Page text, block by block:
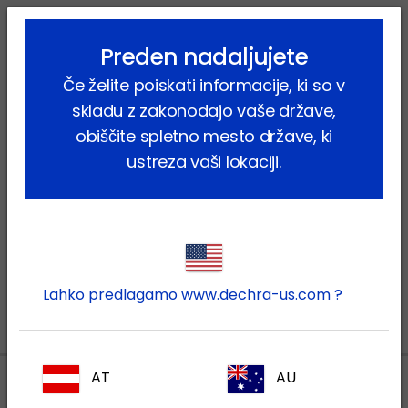
lock_outline search menu
Rejne živali
Nutritivni
Becekasel
Muvisel
Preden nadaljujete
Če želite poiskati informacije, ki so v
skladu z zakonodajo vaše države,
obiščite spletno mesto države, ki
ustreza vaši lokaciji.
Lahko predlagamowww.dechra-us.com?
AT AU